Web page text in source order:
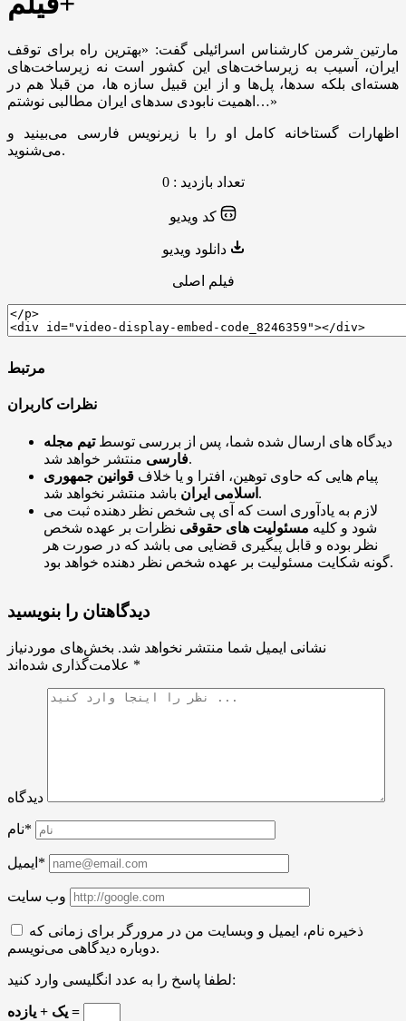
مارتین شرمن کارشناس اسرائیلی گفت: «بهترین راه برای توقف
ایران، آسیب به زیرساخت‌های این کشور است نه زیرساخت‌های
هسته‌ای بلکه سدها، پل‌ها و از این قبیل سازه ها، من قبلا هم در
اهمیت نابودی سد‌های ایران مطالبی نوشتم…»
اظهارات گستاخانه کامل او را با زیرنویس فارسی می‌بینید و
می‌شنوید.
تعداد بازدید : 0
دانلود ویدیو
فیلم اصلی
مرتبط
نظرات کاربران
دیدگاه های ارسال شده شما، پس از بررسی توسطتیم مجله
فارسیمنتشر خواهد شد.
پیام هایی که حاوی توهین، افترا و یا خلاف قوانین جمهوری
اسلامی ایران باشد منتشر نخواهد شد.
لازم به یادآوری است که آی پی شخص نظر دهنده ثبت می
شود و کلیه مسئولیت های حقوقی نظرات بر عهده شخص
نظر بوده و قابل پیگیری قضایی می باشد که در صورت هر
گونه شکایت مسئولیت بر عهده شخص نظر دهنده خواهد بود.
دیدگاهتان را بنویسید
نشانی ایمیل شما منتشر نخواهد شد. بخش‌های موردنیاز
*
دیدگاه
نام*
ایمیل*
وب سایت
ذخیره نام، ایمیل و وبسایت من در مرورگر برای زمانی که
دوباره دیدگاهی می‌نویسم.
لطفا پاسخ را به عدد انگلیسی وارد کنید:
یک + یازده =